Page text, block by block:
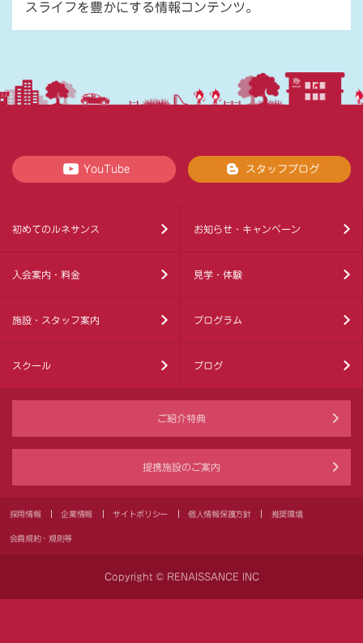
スライフを豊かにする情報コンテンツ。
YouTube スタッフブログ
初めてのルネサンス お知らせ・キャンペーン
入会案内・料金 見学・体験
施設・スタッフ案内 プログラム
スクール ブログ
ご紹介特典
提携施設のご案内
採用情報 企業情報 サイトポリシー 個人情報保護方針 推奨環境
会員規約・規則等
Copyright © RENAISSANCE INC